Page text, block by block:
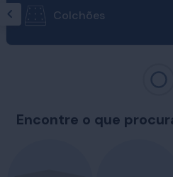
Colchões
Encontre o que